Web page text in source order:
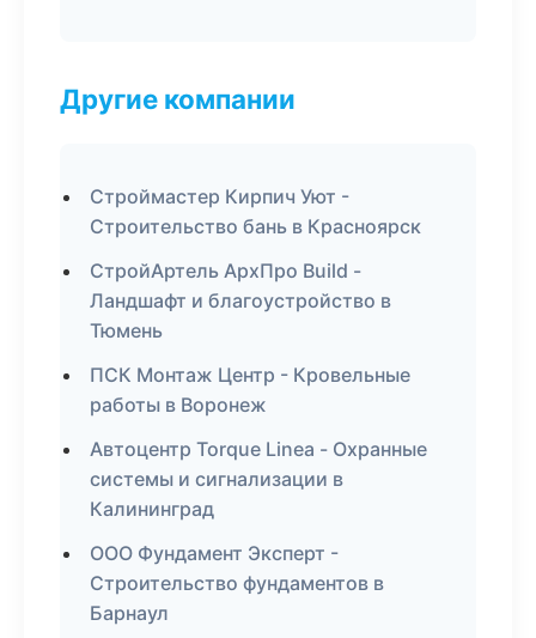
Другие компании
Строймастер Кирпич Уют -
Строительство бань в Красноярск
СтройАртель АрхПро Build -
Ландшафт и благоустройство в
Тюмень
ПСК Монтаж Центр - Кровельные
работы в Воронеж
Автоцентр Torque Linea - Охранные
системы и сигнализации в
Калининград
ООО Фундамент Эксперт -
Строительство фундаментов в
Барнаул